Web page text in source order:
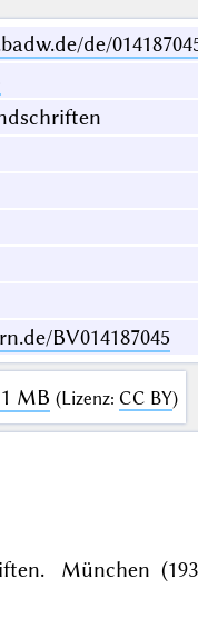
de/
BV014187045
1 MB (Lizenz: CC BY)
München